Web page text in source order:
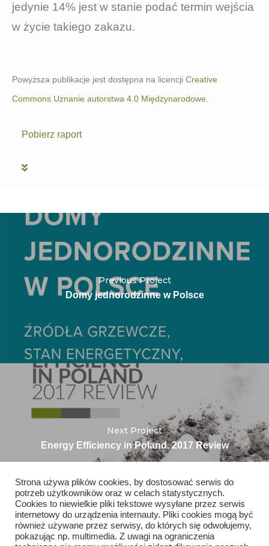
jedynie 14% jest w stanie podać termin wejścia
w życie takiego zakazu.
Powyższa publikacje jest dostępna na licencji Creative
Commons Uznanie autorstwa 4.0 Międzynarodowe.
Pobierz raport
Previous Project
Domy jednorodzinne w Polsce
Next Project
Energy Efficiency in Poland. 2017 Review
Strona używa plików cookies, by dostosować serwis do
potrzeb użytkowników oraz w celach statystycznych.
Cookies to niewielkie pliki tekstowe wysyłane przez serwis
internetowy do urządzenia internauty. Pliki cookies mogą być
również używane przez serwisy, do których się odwołujemy,
pokazując np. multimedia. Z uwagi na ograniczenia